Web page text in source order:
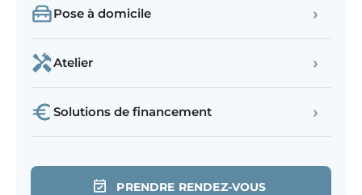
Pose à domicile ›
Atelier ›
Solutions de financement ›
PRENDRE RENDEZ-VOUS